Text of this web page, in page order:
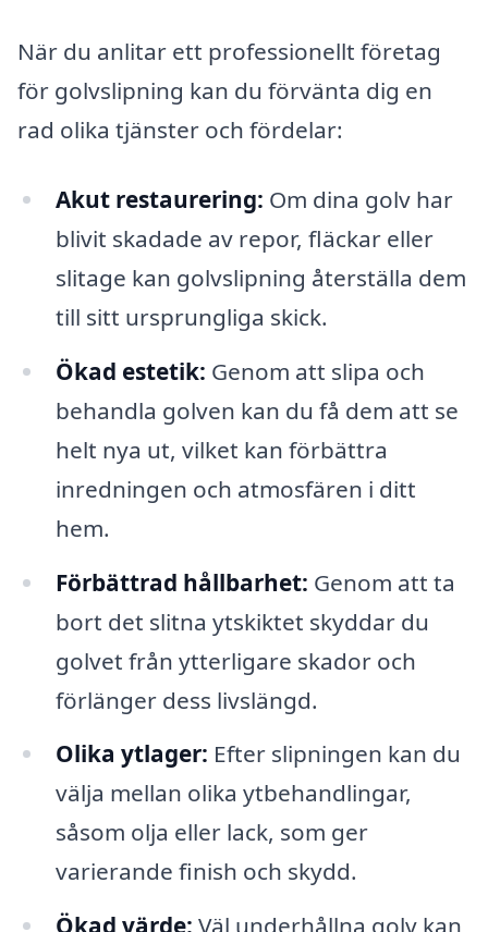
När du anlitar ett professionellt företag
för golvslipning kan du förvänta dig en
rad olika tjänster och fördelar:
Akut restaurering: Om dina golv har
blivit skadade av repor, fläckar eller
slitage kan golvslipning återställa dem
till sitt ursprungliga skick.
Ökad estetik: Genom att slipa och
behandla golven kan du få dem att se
helt nya ut, vilket kan förbättra
inredningen och atmosfären i ditt
hem.
Förbättrad hållbarhet: Genom att ta
bort det slitna ytskiktet skyddar du
golvet från ytterligare skador och
förlänger dess livslängd.
Olika ytlager: Efter slipningen kan du
välja mellan olika ytbehandlingar,
såsom olja eller lack, som ger
varierande finish och skydd.
Ökad värde: Väl underhållna golv kan